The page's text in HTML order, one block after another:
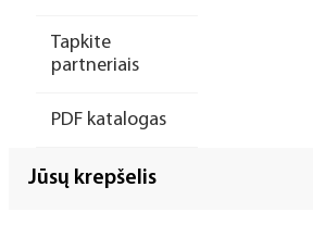
Tapkite
partneriais
PDF katalogas
Jūsų krepšelis